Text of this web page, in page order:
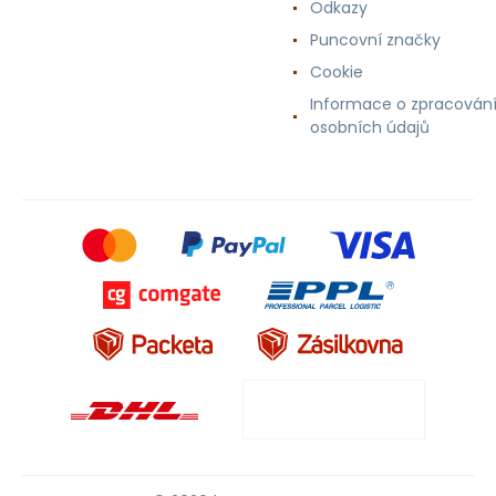
Odkazy
Puncovní značky
Cookie
Informace o zpracování
osobních údajů